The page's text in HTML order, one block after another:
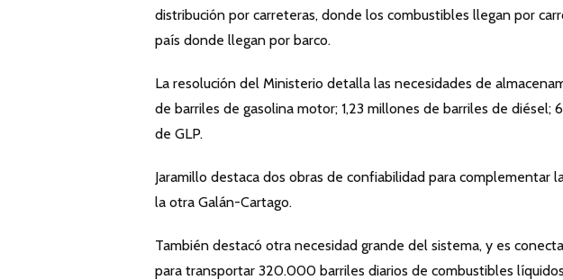
distribución por carreteras, donde los combustibles llegan por
país donde llegan por barco.
La resolución del Ministerio detalla las necesidades de
de barriles de gasolina motor; 1,23 millones de barriles de
de GLP.
Jaramillo destaca dos obras de confiabilidad para complementar
la otra Galán-Cartago.
También destacó otra necesidad grande del sistema, y es
para transportar 320.000 barriles diarios de combustibles